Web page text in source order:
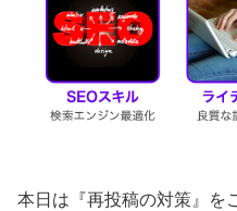
本日は『再投稿の対策』を